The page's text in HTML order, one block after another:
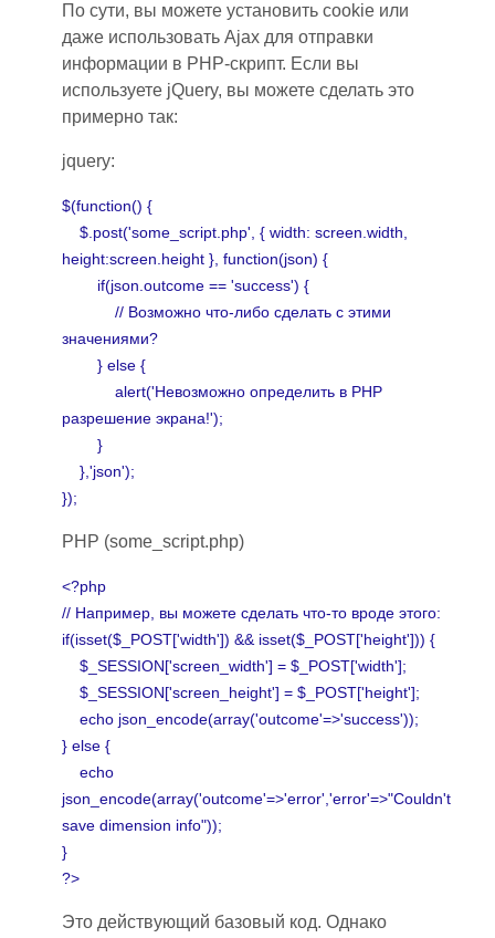
По сути, вы можете установить cookie или
даже использовать Ajax для отправки
информации в PHP-скрипт. Если вы
используете jQuery, вы можете сделать это
примерно так:
jquery:
$(function() {
$.post('some_script.php', { width: screen.width,
height:screen.height }, function(json) {
if(json.outcome == 'success') {
// Возможно что-либо сделать с этими
значениями?
} else {
alert('Невозможно определить в PHP
разрешение экрана!');
}
},'json');
});
PHP (some_script.php)
<?php
// Например, вы можете сделать что-то вроде этого:
if(isset($_POST['width']) && isset($_POST['height'])) {
$_SESSION['screen_width'] = $_POST['width'];
$_SESSION['screen_height'] = $_POST['height'];
echo json_encode(array('outcome'=>'success'));
} else {
echo
json_encode(array('outcome'=>'error','error'=>"Couldn't
save dimension info"));
}
?>
Это действующий базовый код. Однако